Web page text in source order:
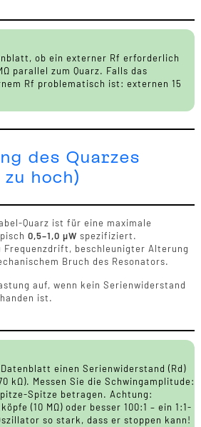
ob ein externer Rf erforderlich
parallel zum Quarz. Falls das
Rf problematisch ist: externen 15
des Quarzes
hoch)
Quarz ist für eine maximale
0,5–1,0 µW spezifiziert.
beschleunigter Alterung
Bruch des Resonators.
auf, wenn kein Serienwiderstand
ist.
einen Serienwiderstand (Rd)
kΩ). Messen Sie die Schwingamplitude:
Spitze betragen. Achtung:
(10 MΩ) oder besser 100:1 – ein 1:1-
so stark, dass er stoppen kann!